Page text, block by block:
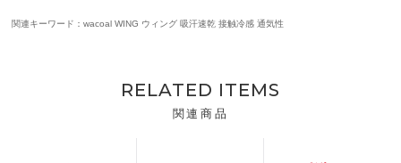
関連キーワード：wacoal WING ウィング 吸汗速乾 接触冷感 通気性
RELATED ITEMS
関連商品